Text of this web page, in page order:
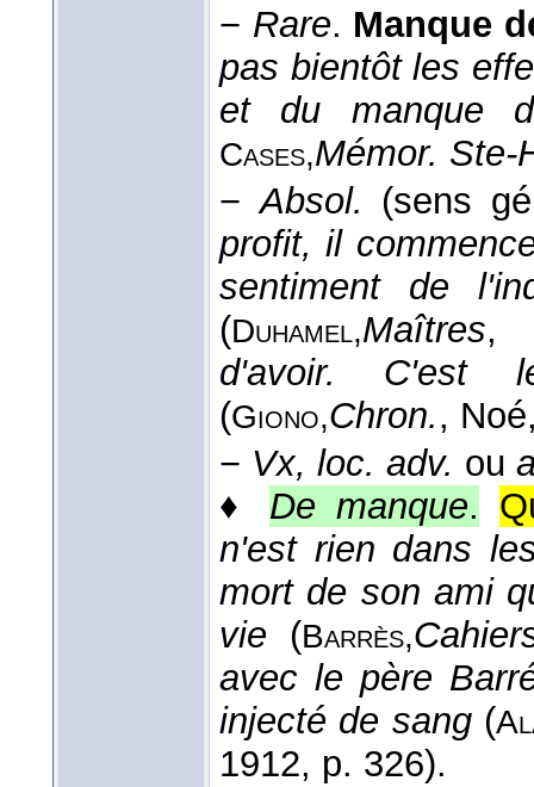
− Rare. Manque
pas bientôt les
et du manque
Cases,Mémor. Ste-
−Absol. (sens
profit, il
sentiment de
(Duhamel,Maîtres,
d'avoir. C'est
(Giono,Chron., Noé
− Vx, loc. adv. ou
♦ De manque.
n'est rien dans
mort de son ami
vie (Barrès,
avec le père
injecté de sang(
1912, p. 326).